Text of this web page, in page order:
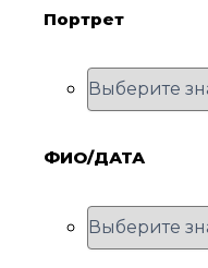
Портрет
ФИО/ДАТА